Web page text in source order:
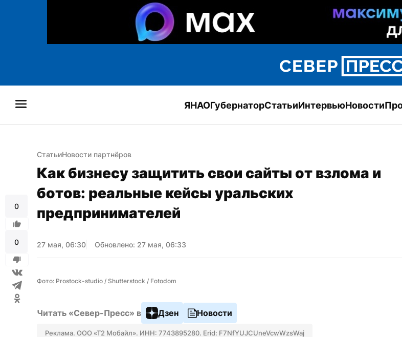
ЯНАОГубернаторСтатьиИнтервьюНовости
0
0
СтатьиНовости партнёров
Как бизнесу защитить свои сайты от взлома и
ботов: реальные кейсы уральских
предпринимателей
27 мая, 06:30 Обновлено: 27 мая, 06:33
Фото: Prostock-studio / Shutterstock / Fotodom
Читать «Север-Пресс» в Дзен Новости
Реклама. ООО «Т2 Мобайл». ИНН: 7743895280. Erid: F7NfYUJCUneVcwWzsWaj